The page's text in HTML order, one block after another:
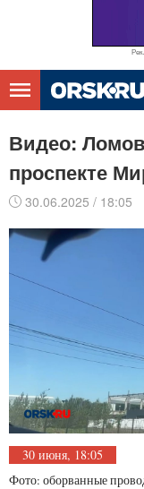
Видео:
проспекте
30.06.2025 / 18:05
30 июня, 18:05
Фото: оборванные